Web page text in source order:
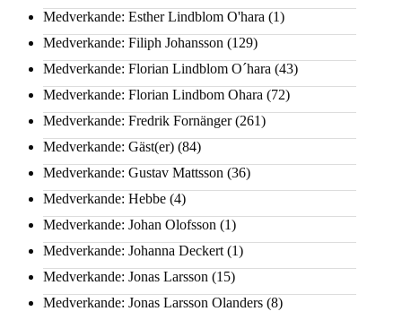
Medverkande: Esther Lindblom O'hara (1)
Medverkande: Filiph Johansson (129)
Medverkande: Florian Lindblom O´hara (43)
Medverkande: Florian Lindbom Ohara (72)
Medverkande: Fredrik Fornänger(261)
Medverkande: Gäst(er) (84)
Medverkande: Gustav Mattsson (36)
Medverkande: Hebbe (4)
Medverkande: Johan Olofsson (1)
Medverkande: Johanna Deckert (1)
Medverkande: Jonas Larsson (15)
Medverkande: Jonas Larsson Olanders (8)